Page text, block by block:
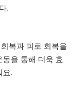
.
복과 피로 회복을
동을 통해 더욱 효
요.